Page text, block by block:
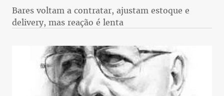
Bares voltam a contratar, ajustam estoque e
delivery, mas reação é lenta